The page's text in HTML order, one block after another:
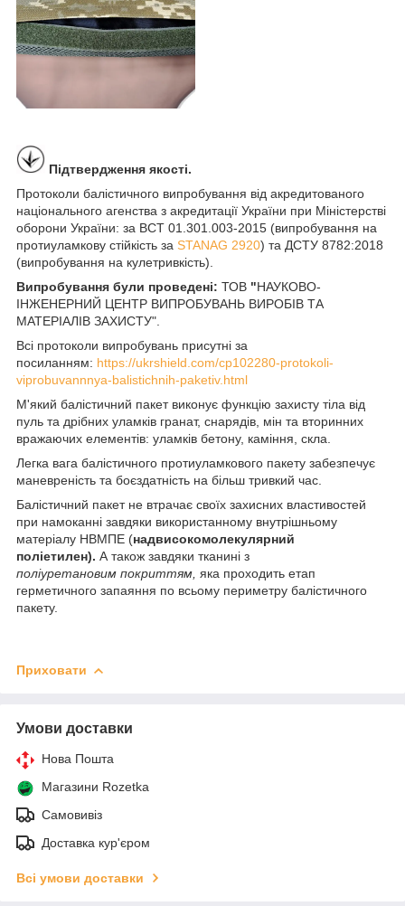
Підтвердження якості.
Протоколи балістичного випробування від акредитованого
національного агенства з акредитації України при Міністерстві
оборони України: за ВСТ 01.301.003-2015 (випробування на
протиуламкову стійкість за STANAG 2920) та ДСТУ 8782:2018
(випробування на кулетривкість).
Випробування були проведені: ТОВ "НАУКОВО-
ІНЖЕНЕРНИЙ ЦЕНТР ВИПРОБУВАНЬ ВИРОБІВ ТА
МАТЕРІАЛІВ ЗАХИСТУ".
Всі протоколи випробувань присутні за
посиланням: https://ukrshield.com/cp102280-protokoli-
viprobuvannnya-balistichnih-paketiv.html
М'який балістичний пакет виконує функцію захисту тіла від
пуль та дрібних уламків гранат, снарядів, мін та вторинних
вражаючих елементів: уламків бетону, каміння, скла.
Легка вага балістичного протиуламкового пакету забезпечує
маневреність та боєздатність на більш тривкий час.
Балістичний пакет не втрачає своїх захисних властивостей
при намоканні завдяки використанному внутрішньому
матеріалу НВМПЕ (надвисокомолекулярний
поліетилен). А також завдяки тканині з
поліуретановим покриттям, яка проходить етап
герметичного запаяння по всьому периметру балістичного
пакету.
Приховати
Умови доставки
Нова Пошта
Магазини Rozetka
Самовивіз
Доставка кур'єром
Всі умови доставки